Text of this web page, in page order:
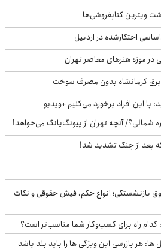
ویترین کتابفروشی‌ها
در موزه هنرهای معاصر تهران
این افراد برخورد می‌کنیم +ویدیو
شمالی؟/ آنچه تهران از پیونگ‌یانگ می‌خواهد!
بعد از جنگ تشدید شد!
بازنشستگی؛ انواع حکم، فیش حقوقی و نکات
: کدام راه برای کسب‌وکار شما مناسب‌تر است؟
هر بازرسی این ویژگی ها را باید بلد باشد